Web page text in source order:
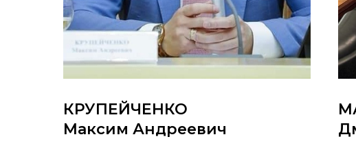
КРУПЕЙЧЕНКО
Максим Андреевич